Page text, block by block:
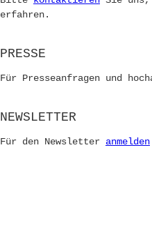
erfahren.
PRESSE
Für Presseanfragen und
NEWSLETTER
Für den Newsletter anmelden